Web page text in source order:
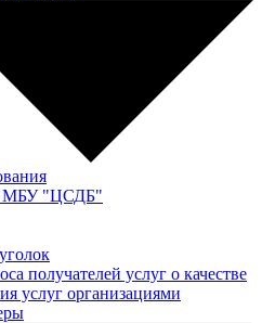
МБУ "ЦСДБ"
получателей услуг о качестве
услуг организациями